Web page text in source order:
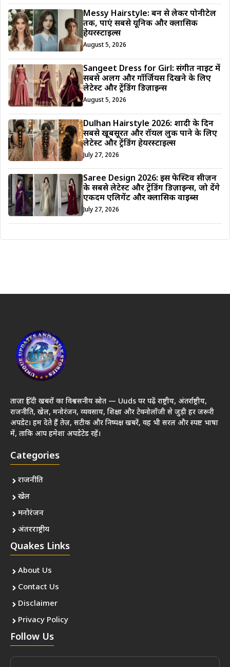
Messy Hairstyle: बन से लेकर पोनीटेल
तक, पाएं सबसे यूनिक और क्लासिक
हेयरस्टाइल्स
August 5, 2026
Sangeet Dress for Girl: संगीत नाइट में
सबसे अलग और गॉर्जियस दिखने के लिए
लेटेस्ट और ट्रेंडिंग डिज़ाइन्स
August 5, 2026
Dulhan Hairstyle 2026: शादी के दिन
सबसे खूबसूरत और रॉयल लुक पाने के लिए
लेटेस्ट और ट्रेंडिंग हेयरस्टाइल्स
July 27, 2026
Saree Design 2026: इस फेस्टिव सीज़न
के सबसे लेटेस्ट और ट्रेंडिंग डिज़ाइन्स, जो देंगे
एकदम एलिगेंट और क्लासिक वाइब्स
July 27, 2026
ताज़ा हिंदी खबरों का विश्वसनीय स्रोत — Uuds पर पढ़ें राष्ट्रीय, अंतर्राष्ट्रीय,
राजनीति, खेल, मनोरंजन, व्यवसाय, शिक्षा और टेक्नोलॉजी से जुड़ी हर जरूरी
अपडेट। हम देते हैं तेज़, सटीक और निष्पक्ष खबरें, वह भी सरल और स्पष्ट भाषा
में, ताकि आप हमेशा अपडेटेड रहें।
Categories
राजनीति
खेल
मनोरंजन
अंतरराष्ट्रीय
Quakes Links
About Us
Contact Us
Disclaimer
Privacy Policy
Follow Us